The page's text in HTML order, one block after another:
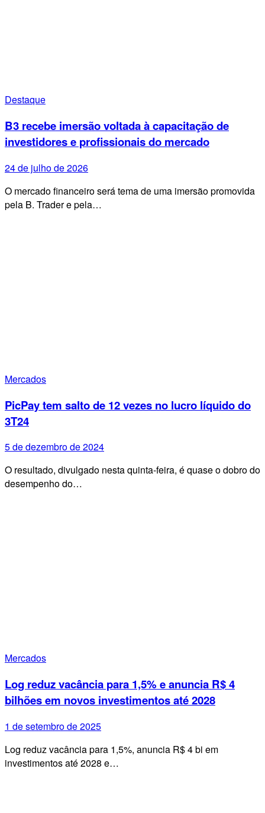
Destaque
B3 recebe imersão voltada à capacitação de
investidores e profissionais do mercado
24 de julho de 2026
O mercado financeiro será tema de uma imersão promovida
pela B. Trader e pela…
Mercados
PicPay tem salto de 12 vezes no lucro líquido do
3T24
5 de dezembro de 2024
O resultado, divulgado nesta quinta-feira, é quase o dobro do
desempenho do…
Mercados
Log reduz vacância para 1,5% e anuncia R$ 4
bilhões em novos investimentos até 2028
1 de setembro de 2025
Log reduz vacância para 1,5%, anuncia R$ 4 bi em
investimentos até 2028 e…